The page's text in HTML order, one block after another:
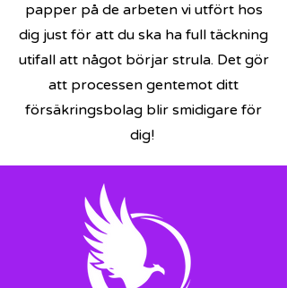
papper på de arbeten vi utfört hos
dig just för att du ska ha full täckning
utifall att något börjar strula. Det gör
att processen gentemot ditt
försäkringsbolag blir smidigare för
dig!